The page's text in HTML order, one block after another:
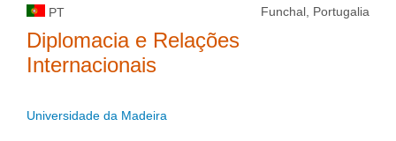
PT Funchal, Portugalia
Diplomacia e Relações
Internacionais
Universidade da Madeira